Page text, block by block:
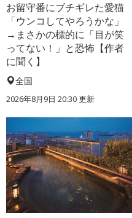
お留守番にブチギレた愛猫
「ウンコしてやろうかな」
→まさかの標的に「目が笑
ってない！」と恐怖【作者
に聞く】
全国
2026年8月9日 20:30更新